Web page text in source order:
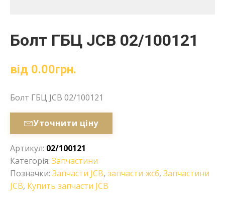
Болт ГБЦ JCB 02/100121
від 0.00грн.
Болт ГБЦ JCB 02/100121
Уточнити ціну
Артикул: 02/100121
Категорія: Запчастини
Позначки: Запчасти JCB, запчасти жсб, Запчастини
JCB, Купить запчасти JCB